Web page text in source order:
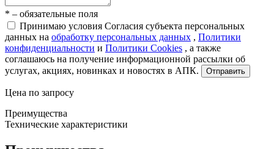
* – обязательные поля
Принимаю условия Согласия субъекта персональных
данных на обработку персональных данных , Политики
конфиденциальности и Политики Cookies , а также
соглашаюсь на получение информационной рассылки об
услугах, акциях, новинках и новостях в АПК.
Отправить
Цена по запросу
Преимущества
Технические характеристики